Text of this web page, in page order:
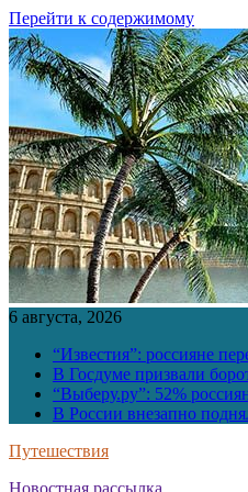
Перейти к содержимому
6 августа, 2026
“Известия”: россияне
В Госдуме призвали
“Выберу.ру”: 52%
В России внезапно
Путешествия
Новостная рассылка